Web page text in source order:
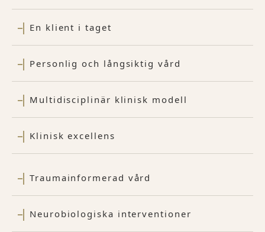
En klient i taget
Personlig och långsiktig vård
Multidisciplinär klinisk modell
Klinisk excellens
Traumainformerad vård
Neurobiologiska interventioner